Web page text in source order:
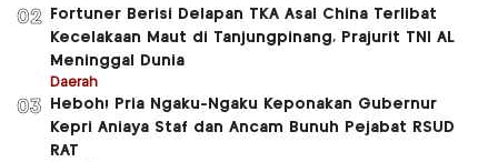
02
Fortuner Berisi Delapan TKA Asal China Terlibat
Kecelakaan Maut di Tanjungpinang, Prajurit TNI AL
Meninggal Dunia
Daerah
03
Heboh! Pria Ngaku-Ngaku Keponakan Gubernur
Kepri Aniaya Staf dan Ancam Bunuh Pejabat RSUD
RAT